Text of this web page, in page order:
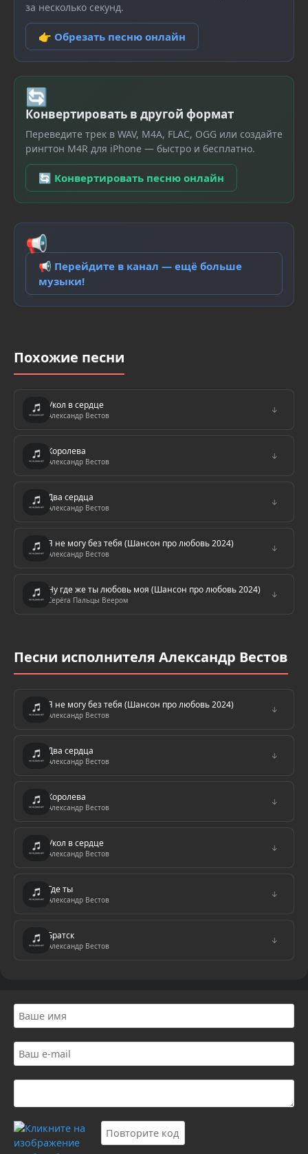
за несколько секунд.
👉 Обрезать песню онлайн
🔄
Конвертировать в другой формат
Переведите трек в WAV, M4A, FLAC, OGG или создайте
рингтон M4R для iPhone — быстро и бесплатно.
🔄 Конвертировать песню онлайн
📢
📢 Перейдите в канал — ещё больше
музыки!
Похожие песни
Укол в сердце
Александр Вестов
↓
Королева
Александр Вестов
↓
Два сердца
Александр Вестов
↓
Я не могу без тебя (Шансон про любовь 2024)
Александр Вестов
↓
Ну где же ты любовь моя (Шансон про любовь 2024)
Серёга Пальцы Веером
↓
Песни исполнителя Александр Вестов
Я не могу без тебя (Шансон про любовь 2024)
Александр Вестов
↓
Два сердца
Александр Вестов
↓
Королева
Александр Вестов
↓
Укол в сердце
Александр Вестов
↓
Где ты
Александр Вестов
↓
Братск
Александр Вестов
↓